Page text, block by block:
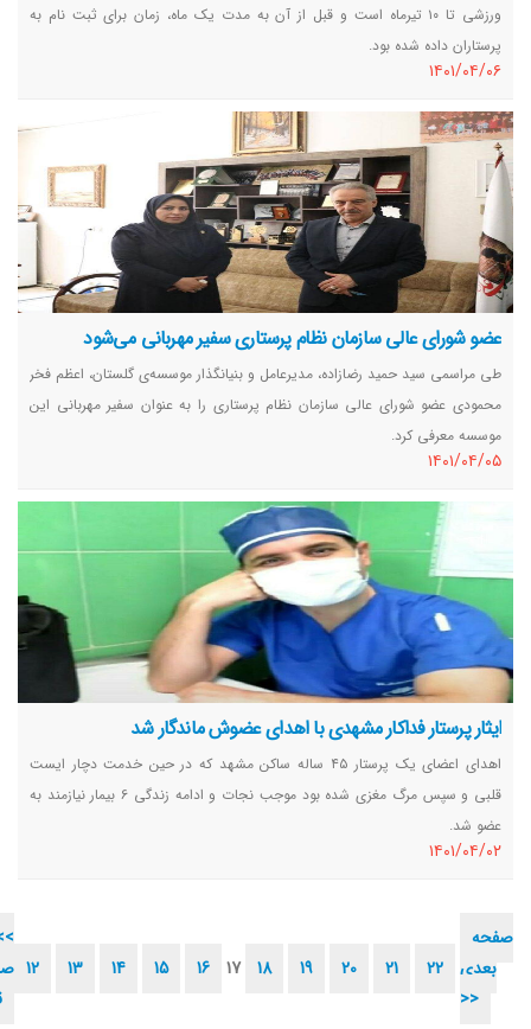
ورزشی تا ۱۰ تیرماه است و قبل از آن به مدت یک ماه، زمان برای ثبت نام به
پرستاران داده شده بود.
١٤٠١/٠٤/٠٦
عضو شورای عالی سازمان نظام پرستاری سفیر مهربانی می‌شود
طی مراسمی سید حمید رضازاده، مدیرعامل و بنیانگذار موسسه‌ی گلستان، اعظم فخر
محمودی عضو شورای عالی سازمان نظام پرستاری را به عنوان سفیر مهربانی این
موسسه معرفی کرد.
١٤٠١/٠٤/٠٥
ایثار پرستار فداکار مشهدی با اهدای عضوش ماندگار شد
اهدای اعضای یک پرستار ۴۵ ساله ساکن مشهد که در حین خدمت دچار ایست
قلبی و سپس مرگ مغزی شده بود موجب نجات و ادامه زندگی ۶ بیمار نیازمند به
عضو شد.
١٤٠١/٠٤/٠٢
12 13 14 15 16 17 18 19 20 21 22
صفحه
بعدی
>>